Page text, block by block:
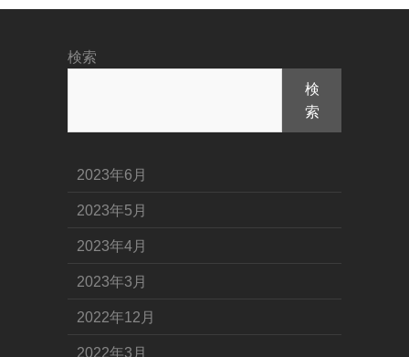
検索
検
索
2023年6月
2023年5月
2023年4月
2023年3月
2022年12月
2022年3月